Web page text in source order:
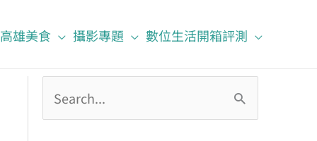
高雄美食 攝影專題 數位生活開箱評測